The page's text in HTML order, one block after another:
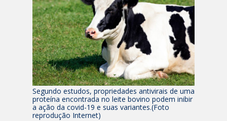
Segundo estudos, propriedades antivirais de uma
proteína encontrada no leite bovino podem inibir
a ação da covid-19 e suas variantes.(Foto
reprodução Internet)